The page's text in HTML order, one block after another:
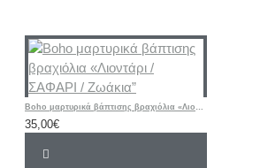
Boho μαρτυρικά βάπτισης βραχιόλια «Λιοντάρι / ΣΑΦΑΡΙ / Ζωάκια”
35,00€